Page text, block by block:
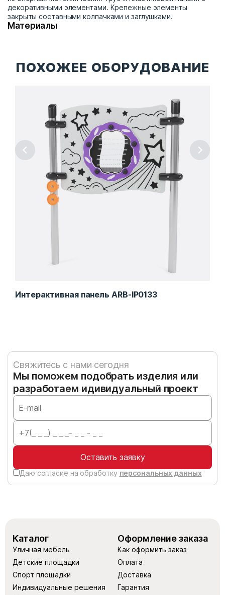
декоративными элементами. Крепежные элементы
закрыты составными колпачками и заглушками.
Материалы
ПОХОЖЕЕ ОБОРУДОВАНИЕ
Интерактивная панель ARB-IP0133
Свяжитесь с нами сегодня
Мы поможем подобрать изделия или
разработаем идивидуальный проект
Оставить заявку
Даю согласие на обработку персональных данных
Каталог
Уличная мебель
Детские площадки
Спорт площадки
Индивидуальные решения
Оформление заказа
Как оформить заказ
Оплата
Доставка
Гарантия